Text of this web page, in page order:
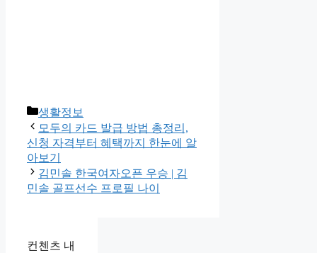
카
테
고
리
생활정보
모두의 카드 발급 방법 총정리,
신청 자격부터 혜택까지 한눈에 알
아보기
김민솔 한국여자오픈 우승 | 김
민솔 골프선수 프로필 나이
컨첸츠 내